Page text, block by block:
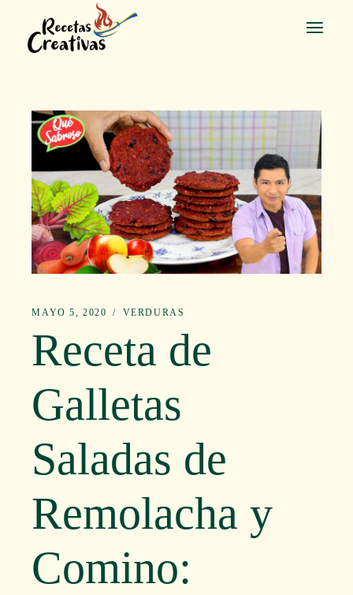
contenido
MAYO 5, 2020 VERDURAS
Receta de
Galletas
Saladas de
Remolacha y
Comino: